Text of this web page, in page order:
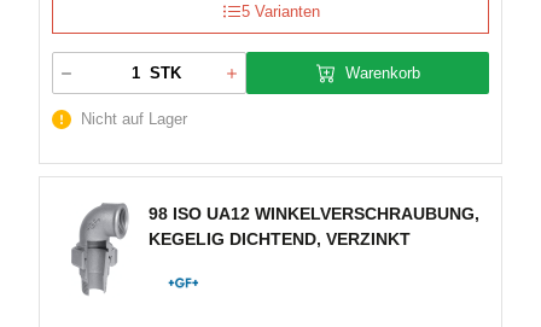
5 Varianten
STK Warenkorb
Nicht auf Lager
98 ISO UA12 WINKELVERSCHRAUBUNG,
KEGELIG DICHTEND, VERZINKT